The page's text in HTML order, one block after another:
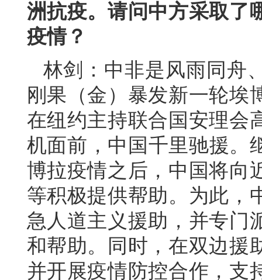
洲抗疫。请问中方采取了
疫情？
林剑：中非是风雨同舟
刚果（金）暴发新一轮埃
在纽约主持联合国安理会
机面前，中国千里驰援。
博拉疫情之后，中国将向
等积极提供帮助。为此，
急人道主义援助，并专门
和帮助。同时，在双边援
并开展疫情防控合作，支